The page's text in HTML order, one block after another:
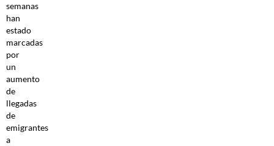
semanas
han
estado
marcadas
por
un
aumento
de
llegadas
de
emigrantes
a